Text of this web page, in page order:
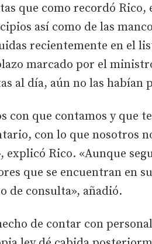
que como recordó Rico,
así como de las
recientemente en el
marcado por el
al día, aún no las habían
con que contamos y que
con lo que nosotros
explicó Rico. «Aunque
que se encuentran en
de consulta», añadió.
de contar con